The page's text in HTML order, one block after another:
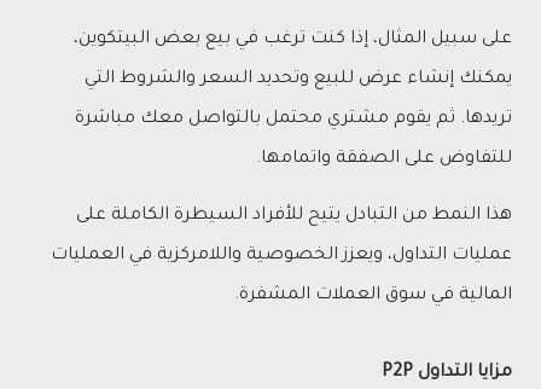
على سبيل المثال، إذا كنت ترغب في بيع بعض البيتكوين،
يمكنك إنشاء عرض للبيع وتحديد السعر والشروط التي
تريدها. ثم يقوم مشتري محتمل بالتواصل معك مباشرة
للتفاوض على الصفقة واتمامها.
هذا النمط من التبادل يتيح للأفراد السيطرة الكاملة على
عمليات التداول، ويعزز الخصوصية واللامركزية في العمليات
المالية في سوق العملات المشفرة.
مزايا التداول P2P